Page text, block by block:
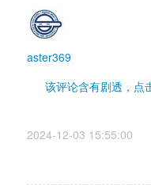
aster369
该评论含有剧透，点
色也不知道来干嘛的
妹妹剧情我也看不
2024-12-03 15:55:00